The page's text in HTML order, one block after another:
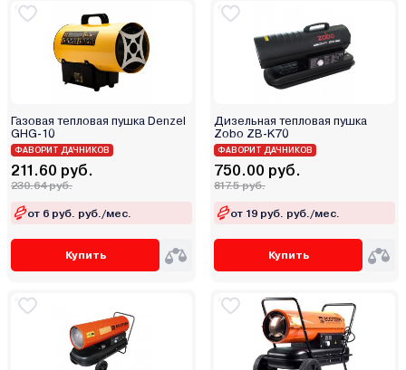
Газовая тепловая пушка Denzel
GHG-10
ФАВОРИТ ДАЧНИКОВ
211.60 руб.
230.64 руб.
от 6 руб. руб./мес.
Купить
Дизельная тепловая пушка
Zobo ZB-K70
ФАВОРИТ ДАЧНИКОВ
750.00 руб.
817.5 руб.
от 19 руб. руб./мес.
Купить